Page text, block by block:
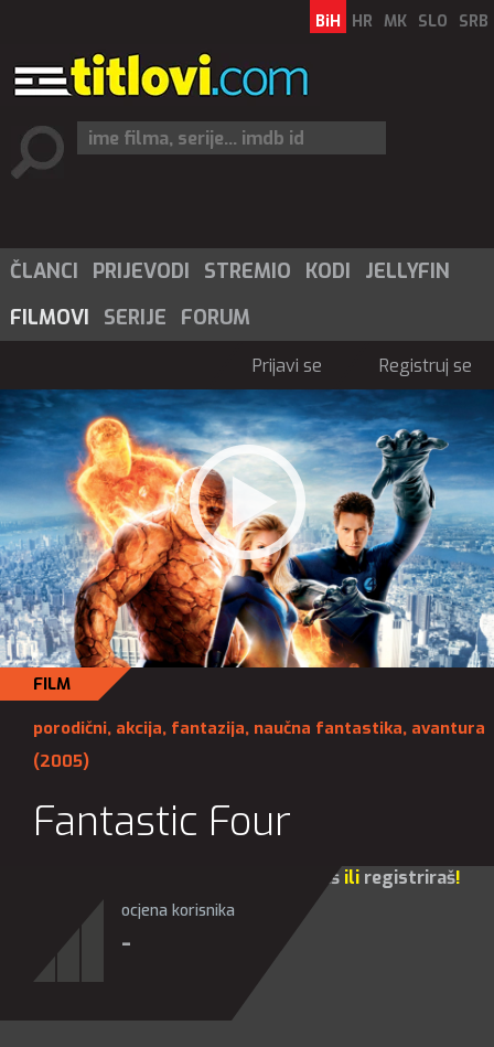
BiH HR MK SLO SRB
ČLANCI PRIJEVODI STREMIO KODI
JELLYFIN
FILMOVI
SERIJE FORUM
Prijavi se Registruj se
FILM
porodični, akcija, fantazija, naučna fantastika, avantura
(2005)
Fantastic Four
prijaviš ili registriraš!
ocjena korisnika
-